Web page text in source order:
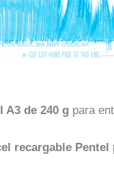
A3 de 240 g para
recargable Pentel